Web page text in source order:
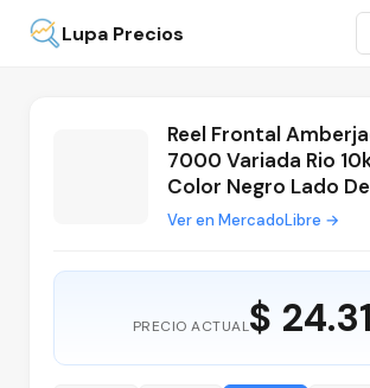
Lupa Precios
Reel Frontal
7000 Variada Rio
Color Negro Lado
Derecho/izquierdo - $
Ver en MercadoLibre →
PRECIO ACTUAL$